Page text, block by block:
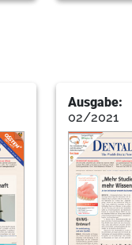
Dienstleister
gegen
längere
Ausgabe:
02/2021